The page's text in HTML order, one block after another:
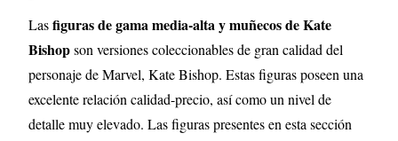
Lasfiguras de gama media-alta y muñecos deKate
Bishopson versiones coleccionables de gran calidad del
personaje de Marvel,Kate Bishop. Estas figuras poseen una
excelente relación calidad-precio, así como un nivel de
detalle muy elevado. Las figuras presentes en esta sección